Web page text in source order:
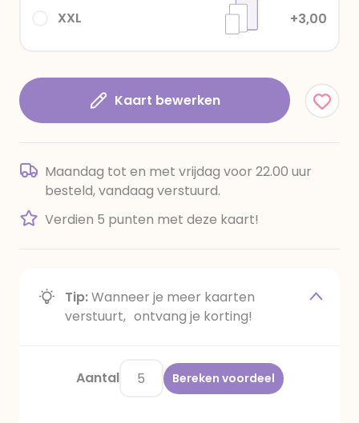
XXL +3,00
Kaart bewerken
Maandag tot en met vrijdag voor 22.00 uur
besteld, vandaag verstuurd.
Verdien 5 punten met deze kaart!
Tip:Wanneer je meer kaarten
verstuurt, ontvang je korting!
Aantal Bereken voordeel